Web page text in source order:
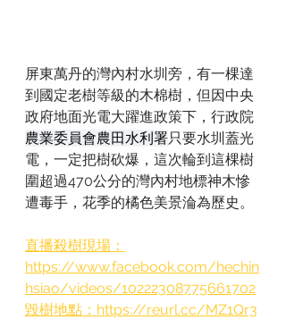
屏東萬丹的灣內村水圳旁，有一棵達
到國定老樹等級的木棉樹，但因中央
政府地面光電大躍進政策下，行政院
農業委員會農田水利署只要水圳蓋光
電，一定把樹砍爆，這次輪到這棵樹
圍超過470公分的灣內村地標神木慘
遭毒手，花季的橘色美景淪為歷史。
直播殺樹現場：
https://www.facebook.com/hechin
hsiao/videos/10222308775661702
毀樹地點：https://reurl.cc/MZ1Qr3